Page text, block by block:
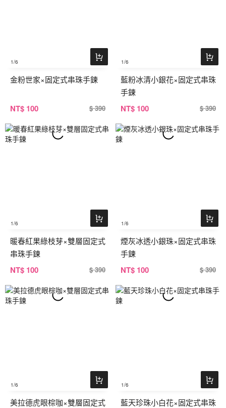
1/6
金粉世家×固定式串珠手鍊
NT$ 100 $ 390
1/6
藍粉冰清小銀花×固定式串珠
手鍊
NT$ 100 $ 390
1/6
暖春紅果綠枝芽×雙層固定式
串珠手鍊
NT$ 100 $ 390
1/6
煙灰冰透小銀珠×固定式串珠
手鍊
NT$ 100 $ 390
1/6
美拉德虎眼棕咖×雙層固定式
1/6
藍天珍珠小白花×固定式串珠